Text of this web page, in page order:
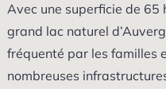
Avec une superficie de 65
grand lac naturel
fréquenté par les familles
nombreuses